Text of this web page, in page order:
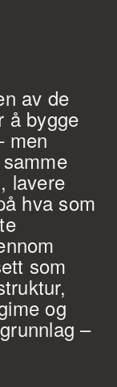
av de
å bygge
men
lavere
hva som
som
og
–